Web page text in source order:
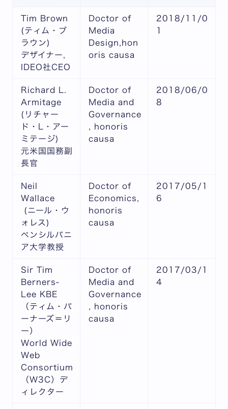
Tim Brown
(ティム・ブ
ラウン)
デザイナー,
IDEO社CEO
Doctor of
Media
Design,hon
oris causa
2018/11/0
1
Richard L.
Armitage
(リチャー
ド・L・アー
ミテージ)
元米国国務副
長官
Doctor of
Media and
Governance
, honoris
causa
2018/06/0
8
Neil
Wallace
(ニール・ウ
ォレス)
ペンシルバニ
ア大学教授
Doctor of
Economics,
honoris
causa
2017/05/1
6
Sir Tim
Berners-
Lee KBE
（ティム・バ
ーナーズ＝リ
ー）
World Wide
Web
Consortium
（W3C）デ
ィレクター
Doctor of
Media and
Governance
, honoris
causa
2017/03/1
4